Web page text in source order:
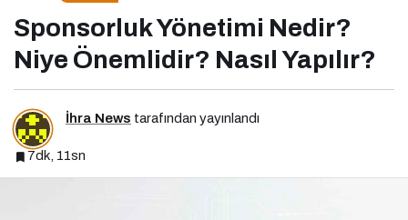
Sponsorluk Yönetimi Nedir?
Niye Önemlidir? Nasıl Yapılır?
İhra News tarafından yayınlandı
7dk, 11sn